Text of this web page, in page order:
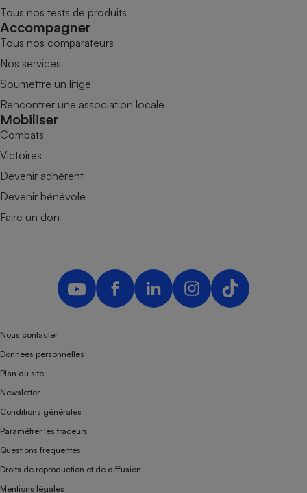
Tous nos tests de produits
Accompagner
Tous nos comparateurs
Nos services
Soumettre un litige
Rencontrer une association locale
Mobiliser
Combats
Victoires
Devenir adhérent
Devenir bénévole
Faire un don
Nous contacter
Données personnelles
Plan du site
Newsletter
Conditions générales
Paramétrer les traceurs
Questions fréquentes
Droits de reproduction et de diffusion
Mentions légales